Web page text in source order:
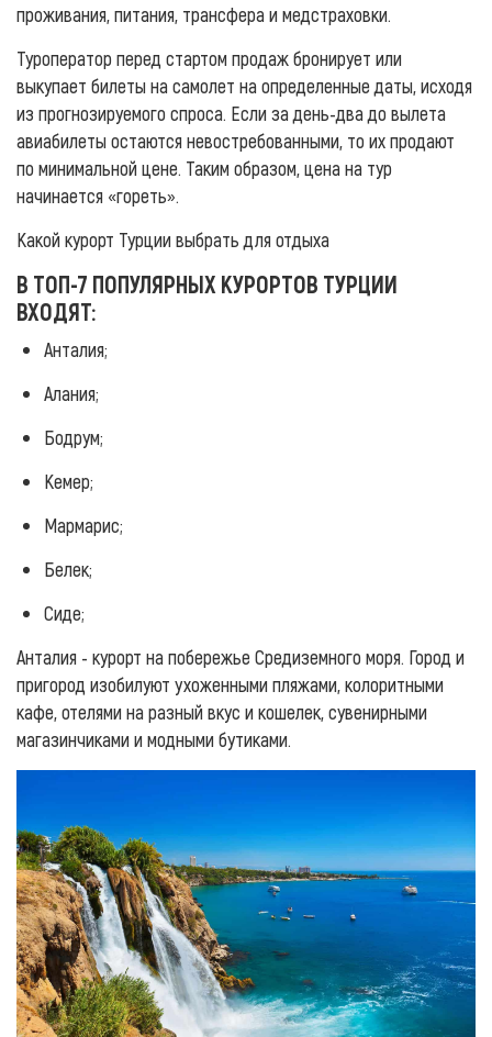
проживания, питания, трансфера и медстраховки.
Туроператор перед стартом продаж бронирует или
выкупает билеты на самолет на определенные даты, исходя
из прогнозируемого спроса. Если за день-два до вылета
авиабилеты остаются невостребованными, то их продают
по минимальной цене. Таким образом, цена на тур
начинается «гореть».
Какой курорт Турции выбрать для отдыха
В ТОП-7 ПОПУЛЯРНЫХ КУРОРТОВ ТУРЦИИ
ВХОДЯТ:
Анталия;
Алания;
Бодрум;
Кемер;
Мармарис;
Белек;
Сиде;
Анталия - курорт на побережье Средиземного моря. Город и
пригород изобилуют ухоженными пляжами, колоритными
кафе, отелями на разный вкус и кошелек, сувенирными
магазинчиками и модными бутиками.